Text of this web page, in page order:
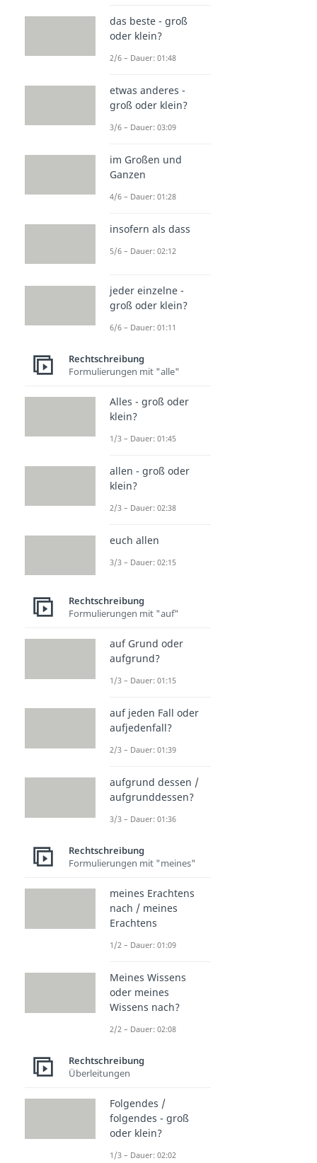
das beste - groß
oder klein?
2/6 – Dauer: 01:48
etwas anderes -
groß oder klein?
3/6 – Dauer: 03:09
im Großen und
Ganzen
4/6 – Dauer: 01:28
insofern als dass
5/6 – Dauer: 02:12
jeder einzelne -
groß oder klein?
6/6 – Dauer: 01:11
Rechtschreibung
Formulierungen mit "alle"
Alles - groß oder
klein?
1/3 – Dauer: 01:45
allen - groß oder
klein?
2/3 – Dauer: 02:38
euch allen
3/3 – Dauer: 02:15
Rechtschreibung
Formulierungen mit "auf"
auf Grund oder
aufgrund?
1/3 – Dauer: 01:15
auf jeden Fall oder
aufjedenfall?
2/3 – Dauer: 01:39
aufgrund dessen /
aufgrunddessen?
3/3 – Dauer: 01:36
Rechtschreibung
Formulierungen mit "meines"
meines Erachtens
nach / meines
Erachtens
1/2 – Dauer: 01:09
Meines Wissens
oder meines
Wissens nach?
2/2 – Dauer: 02:08
Rechtschreibung
Überleitungen
Folgendes /
folgendes - groß
oder klein?
1/3 – Dauer: 02:02